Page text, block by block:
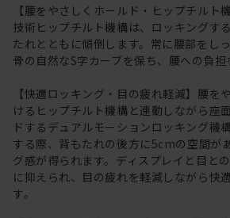
【腰をやさしくホールド・ヒップチルト
技術ヒップチルト機構は、ロッキングす
たれとともに傾倒します。常に腰部をし
骨の自然なS字カーブを保ち、腰への負担
【快適ロッキング・目の疲れ軽減】腰を
けるヒップチルト機構と連動しながら座
ドするデュアルモーションロッキング機
する際、背もたれの後方に5cmの空間が
グ感が得られます。ディスプレイと目と
に抑えられ、目の疲れを軽減しながら快
す。